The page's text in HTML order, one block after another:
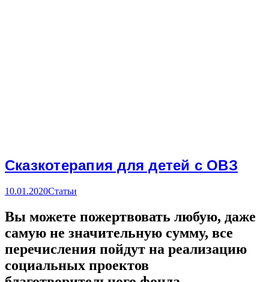
Сказкотерапия для детей с ОВЗ
10.01.2020Статьи
Вы можете пожертвовать любую, даже
самую не значительную сумму, все
перечисления пойдут на реализацию
социальных проектов